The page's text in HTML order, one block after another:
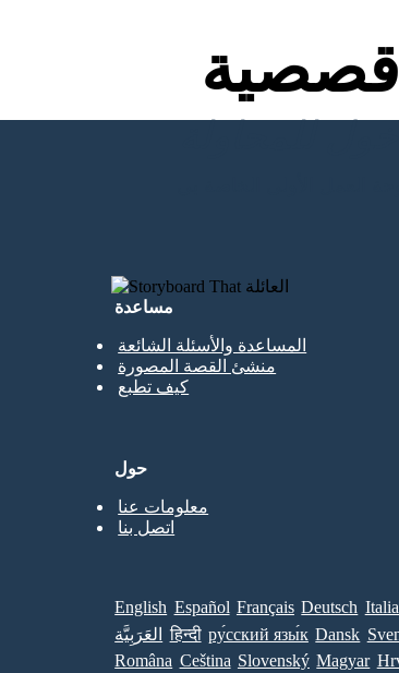
مساعدة
المساعدة والأسئلة الشائعة
منشئ القصة المصورة
كيف تطبع
حول
معلومات عنا
اتصل بنا
English Español Français Deutsch
العَرَبِيَّة
हिन्दी ру́сский язы́к Dansk
Româna Ceština Slovenský Magyar